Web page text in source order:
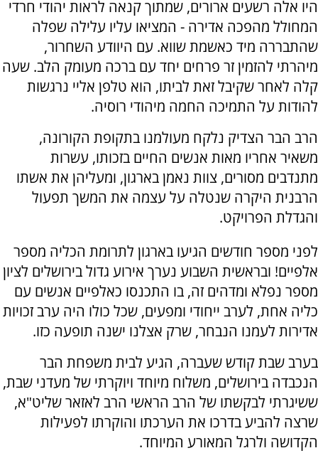
היו אלה רשעים ארורים, שמתוך קנאה לראות יהודי חרדי
המחולל מהפכה אדירה - המציאו עליו עלילה שפלה
שהתבררה מיד כאשמת שווא. עם היוודע השחרור,
מיהרתי להזמין זר פרחים יחד עם ברכה מעומק הלב. שעה
קלה לאחר שקיבל זאת לביתו, הוא טלפן אליי נרגשות
להודות על התמיכה החמה מיהודי רוסיה.
הרב הבר הצדיק נלקח מעולמנו בתקופת הקורונה,
משאיר אחריו מאות אנשים החיים בזכותו, עשרות
מתנדבים מסורים, צוות נאמן בארגון, ומעליהן את אשתו
הרבנית היקרה שנטלה על עצמה את המשך תפעול
והגדלת הפרויקט.
לפני מספר חודשים הגיעו בארגון לתרומת הכליה מספר
אלפיים! ובראשית השבוע נערך אירוע גדול בירושלים לציון
מספר נפלא ומדהים זה, בו התכנסו כאלפיים אנשים עם
כליה אחת, לערב ייחודי ומפעים, שכל כולו היה ערב זכויות
אדירות לעמנו הנבחר, שרק אצלנו ישנה תופעה כזו.
בערב שבת קודש שעברה, הגיע לבית משפחת הבר
הנכבדה בירושלים, משלוח מיוחד ויוקרתי של מעדני שבת,
ששיגרתי לבקשתו של הרב הראשי הרב לאזאר שליט"א,
שרצה להביע בדרכו את הערכתו והוקרתו לפעילות
הקדושה ולרגל המאורע המיוחד.